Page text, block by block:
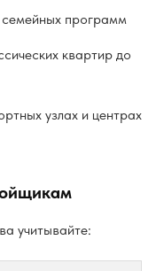
семейных программ
квартир до
узлах и центрах
учитывайте: